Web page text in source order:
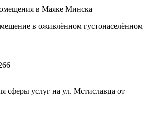
в Маяке Минска
в оживлённом густонаселённом
сферы услуг на ул. Мстиславца от